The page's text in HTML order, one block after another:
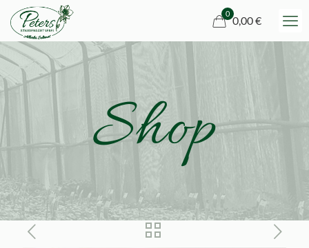
0
0,00 €
Shop